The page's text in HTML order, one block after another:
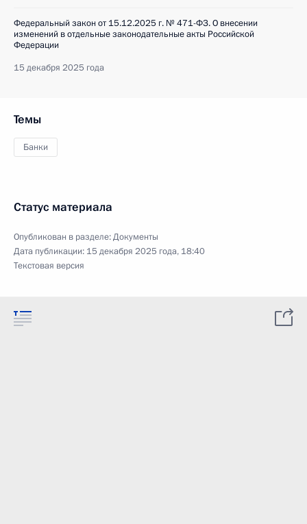
Федеральный закон от 15.12.2025 г. № 471-ФЗ. О внесении
изменений в отдельные законодательные акты Российской
Федерации
15 декабря 2025 года
Темы
Банки
Статус материала
Опубликован в разделе:Документы
Дата публикации: 15 декабря 2025 года, 18:40
Текстовая версия